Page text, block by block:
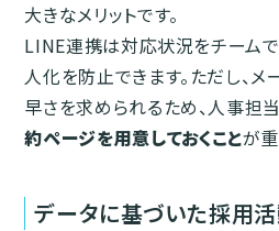
大きなメリットです。
LINE連携は対応状況をチーム
人化を防止できます。ただし、メ
早さを求められるため、人事担
約ページを用意しておくことが重
データに基づいた採用